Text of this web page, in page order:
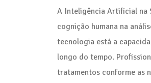
A Inteligência Artificial na
cognição humana na
tecnologia está a
longo do tempo.
tratamentos conforme as